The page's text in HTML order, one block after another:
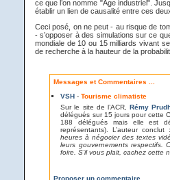
ce que l’on nomme "Age industriel".
établir un lien de causalité entre ces
Ceci posé, on ne peut - au risque de
- s’opposer à des simulations sur ce
mondiale de 10 ou 15 milliards vivant
de recherche à la hauteur de la
Messages et Commentaires ...
VSH-Tourisme climatiste
Sur le site de l’ACR, Rémy
délégués sur 15 jours pour cette
188 délégués mais elle est
représentants). L’auteur conclut
heures à négocier des textes
leurs gouvernements respectifs.
foire. S’il vous plait, cachez cette
Proposer un commentaire